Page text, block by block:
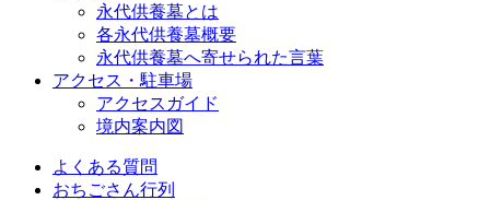
永代供養墓とは
各永代供養墓概要
永代供養墓へ寄せられた言葉
アクセス・駐車場
アクセスガイド
境内案内図
よくある質問
おちごさん行列